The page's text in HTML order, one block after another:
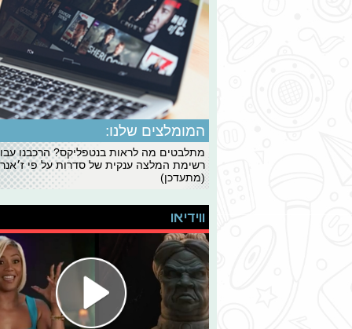
המומלצים שלנו:
מתלבטים מה לראות בנטפליקס? הרכבנו
רשימת המלצה ענקית של סדרות על פי
(מתעדכן)
ווידיאו